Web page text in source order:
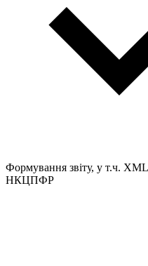
Формування звіту, у т.ч.
НКЦПФР